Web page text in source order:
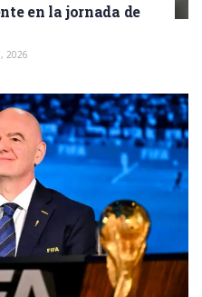
en la jornada de
2026